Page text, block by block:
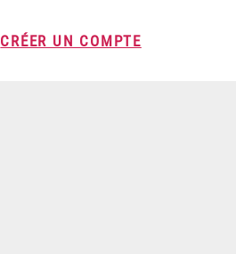
CRÉER UN COMPTE